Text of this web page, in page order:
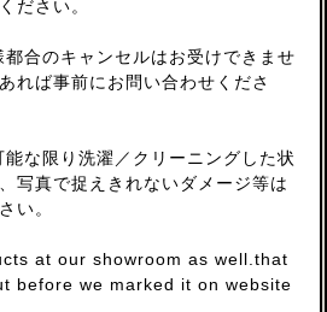
ださい。
合のキャンセルはお受けできませ
れば事前にお問い合わせくださ
な限り洗濯／クリーニングした状
写真で捉えきれないダメージ等は
い。
at our showroom as well.that
before we marked it on website